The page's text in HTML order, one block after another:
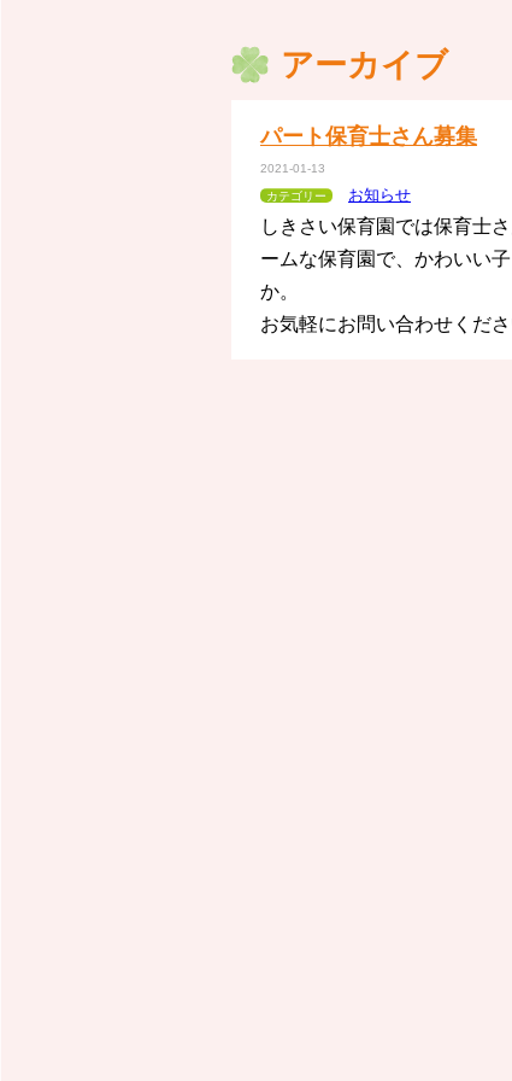
アーカイブ
パート保育士さん募集
2021-01-13
カテゴリー お知らせ
しきさい保育園では保育士
ームな保育園で、かわいい
か。
お気軽にお問い合わせくだ